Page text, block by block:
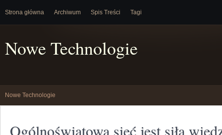
Strona główna Archiwum Spis Treści Tagi
Nowe Technologie
Nowe Technologie
Ogólnoświatowa sieć jest siłą